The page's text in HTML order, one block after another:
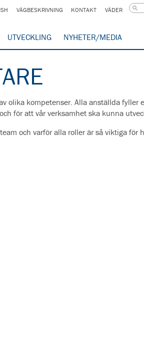
VÄGBESKRIVNING KONTAKT VÄDER
UTVECKLING NYHETER/MEDIA
olika kompetenser. Alla anställda fyller
för att vår verksamhet ska kunna
och varför alla roller är så viktiga för